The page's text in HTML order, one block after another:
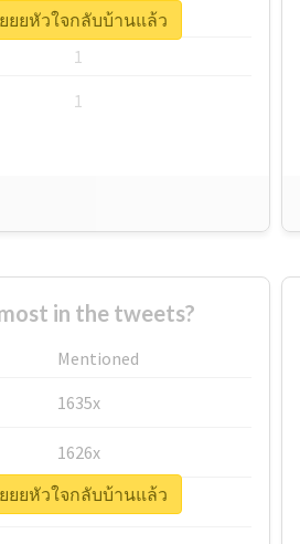
1
1
1
ยยหัวใจกลับบ้านแล้ว
in the tweets?
Mentioned
1635x
1626x
662x
ยยหัวใจกลับบ้านแล้ว